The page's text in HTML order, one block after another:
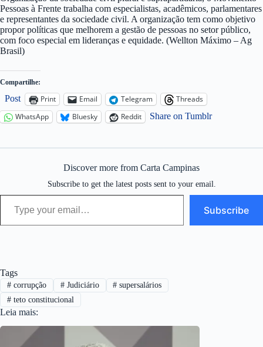
Pessoas à Frente trabalha com especialistas, acadêmicos, parlamentares
e representantes da sociedade civil. A organização tem como objetivo
propor políticas que melhorem a gestão de pessoas no setor público,
com foco especial em lideranças e equidade. (Wellton Máximo – Ag
Brasil)
Compartilhe:
Post Print Email Telegram
Threads
WhatsApp
Bluesky Reddit Share on Tumblr
Discover more from Carta Campinas
Subscribe to get the latest posts sent to your email.
Type your email…
Subscribe
Tags
#corrupção #Judiciário # supersalários
#teto constitucional
Leia mais: